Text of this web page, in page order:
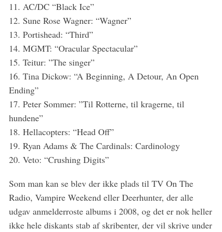
11. AC/DC “Black Ice”
12. Sune Rose Wagner: “Wagner”
13. Portishead: “Third”
14. MGMT: “Oracular Spectacular”
15. Teitur: ”The singer”
16. Tina Dickow: “A Beginning, A Detour, An Open
Ending”
17. Peter Sommer: ”Til Rotterne, til kragerne, til
hundene”
18. Hellacopters: “Head Off”
19. Ryan Adams & The Cardinals: Cardinology
20. Veto: “Crushing Digits”
Som man kan se blev der ikke plads til TV On The
Radio, Vampire Weekend eller Deerhunter, der alle
udgav anmelderroste albums i 2008, og det er nok heller
ikke hele diskants stab af skribenter, der vil skrive under